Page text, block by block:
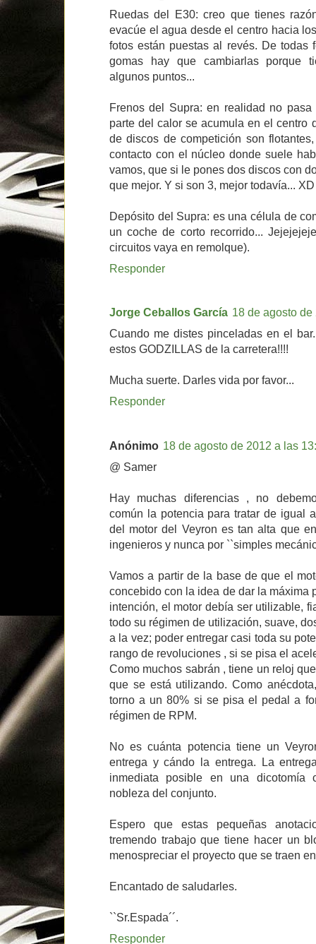
Ruedas del E30: creo que tienes
evacúe el agua desde el centro hacia
fotos están puestas al revés. De todas
gomas hay que cambiarlas porque
algunos puntos...
Frenos del Supra: en realidad no
parte del calor se acumula en el centro
de discos de competición son
contacto con el núcleo donde suele
vamos, que si le pones dos discos con
que mejor. Y si son 3, mejor todavía... XD
Depósito del Supra: es una célula de
un coche de corto recorrido...
circuitos vaya en remolque).
Responder
Jorge Ceballos García 18 de agosto
Cuando me distes pinceladas en el
estos GODZILLAS de la carretera!!!!
Mucha suerte. Darles vida por favor...
Responder
Anónimo 18 de agosto de 2012 a las
@ Samer
Hay muchas diferencias , no
común la potencia para tratar de igual
del motor del Veyron es tan alta que
ingenieros y nunca por ``simples
Vamos a partir de la base de que el
concebido con la idea de dar la máxima
intención, el motor debía ser utilizable,
todo su régimen de utilización, suave,
a la vez; poder entregar casi toda su
rango de revoluciones , si se pisa el
Como muchos sabrán , tiene un reloj
que se está utilizando. Como
torno a un 80% si se pisa el pedal a
régimen de RPM.
No es cuánta potencia tiene un
entrega y cándo la entrega. La
inmediata posible en una dicotomía
nobleza del conjunto.
Espero que estas pequeñas
tremendo trabajo que tiene hacer un
menospreciar el proyecto que se traen
Encantado de saludarles.
``Sr.Espada´´.
Responder